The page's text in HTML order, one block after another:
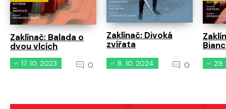
Zaklínač: Balada o
dvou vlcích
17. 10. 2023 0
Zaklínač: Divoká
zvířata
8. 10. 2024 0